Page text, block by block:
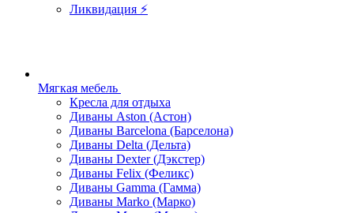
Ликвидация ⚡
Мягкая мебель
Кресла для отдыха
Диваны Aston (Астон)
Диваны Barcelona (Барселона)
Диваны Delta (Дельта)
Диваны Dexter (Дэкстер)
Диваны Felix (Феликс)
Диваны Gamma (Гамма)
Диваны Marko (Марко)